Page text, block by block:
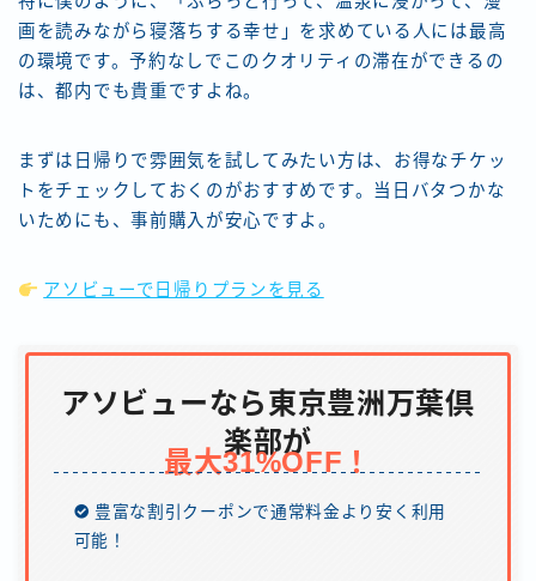
画を読みながら寝落ちする幸せ」を求めている人には最高
の環境です。予約なしでこのクオリティの滞在ができるの
は、都内でも貴重ですよね。
まずは日帰りで雰囲気を試してみたい方は、お得なチケッ
トをチェックしておくのがおすすめです。当日バタつかな
いためにも、事前購入が安心ですよ。
アソビューで日帰りプランを見る
アソビューなら東京豊洲万葉倶
楽部が
最大31%OFF！
豊富な割引クーポンで通常料金より安く利用
可能！